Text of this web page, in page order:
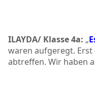
ILAYDA/ Klasse 4a: „
waren aufgeregt. Erst
abtreffen. Wir haben